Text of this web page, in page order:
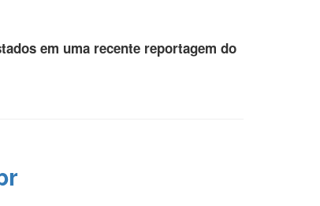
em uma recente reportagem do